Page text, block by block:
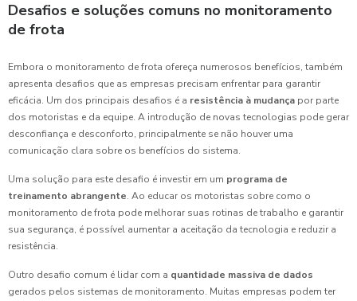
Desafios e soluções comuns no monitoramento
de frota
Embora o monitoramento de frota ofereça numerosos benefícios, também
apresenta desafios que as empresas precisam enfrentar para garantir
eficácia. Um dos principais desafios é a resistência à mudança por parte
dos motoristas e da equipe. A introdução de novas tecnologias pode gerar
desconfiança e desconforto, principalmente se não houver uma
comunicação clara sobre os benefícios do sistema.
Uma solução para este desafio é investir em um programa de
treinamento abrangente. Ao educar os motoristas sobre como o
monitoramento de frota pode melhorar suas rotinas de trabalho e garantir
sua segurança, é possível aumentar a aceitação da tecnologia e reduzir a
resistência.
Outro desafio comum é lidar com a quantidade massiva de dados
gerados pelos sistemas de monitoramento. Muitas empresas podem ter